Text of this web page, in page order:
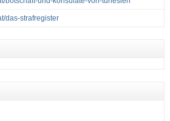
das-strafregister